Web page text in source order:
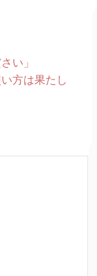
い」
方は果たし